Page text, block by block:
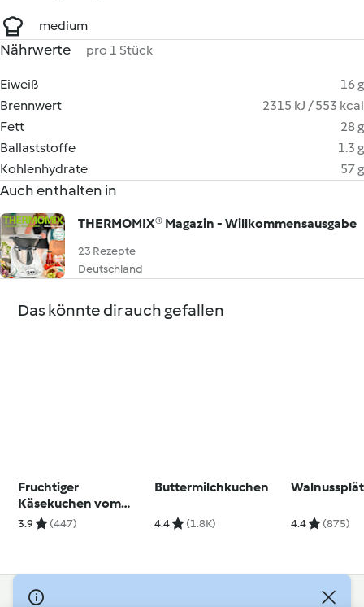
medium
Nährwerte pro 1 Stück
Eiweiß
16 g
Brennwert
2315 kJ / 553 kcal
Fett
28 g
Ballaststoffe
1.3 g
Kohlenhydrate
57 g
Auch enthalten in
THERMOMIX® Magazin - Willkommensausgabe
23 Rezepte
Deutschland
Das könnte dir auch gefallen
Fruchtiger
Käsekuchen vom
Blech
3.9 (447)
Buttermilchkuchen
4.4 (1.8K) 4.4 (875)